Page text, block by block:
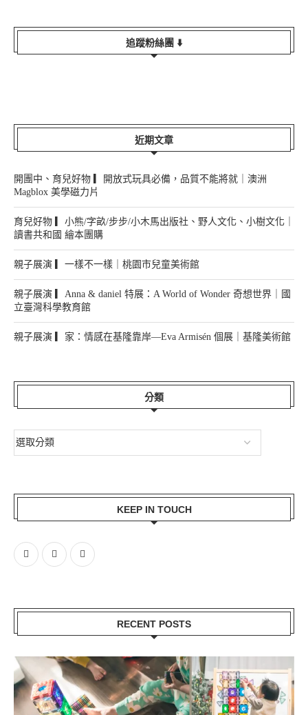
追蹤粉絲團 ⬇️
近期文章
開團中、育兒好物 ▎開放式玩具必備，品質不能將就｜澳洲
Magblox 美學磁力片
育兒好物 ▎小熊/字畝/步步/小木馬出版社、野人文化、小樹文化｜
讀書共和國 繪本團購
親子展演 ▎一樣不一樣｜桃園市兒童美術館
親子展演 ▎Anna & daniel 特展：A World of Wonder 奇想世界｜國
立臺灣科學教育館
親子展演 ▎家：情感在基隆靠岸—Eva Armisén 個展｜基隆美術館
分類
KEEP IN TOUCH
RECENT POSTS